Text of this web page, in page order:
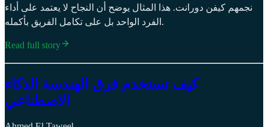
نجمهم كيفن دورانت. هذا المثال يوضح أن النجاح لا يعتمد على أداء
الفرد الواحد بل على تكامل الفريق بأكمله.
Read full story
كيف تستخدم فرق الهندسة الذكاء
الاصطناعي